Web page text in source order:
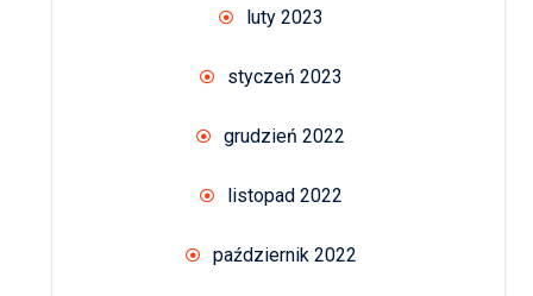
luty 2023
styczeń 2023
grudzień 2022
listopad 2022
październik 2022